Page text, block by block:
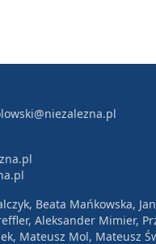
Beata Mańkowska,
Aleksander Mimier,
Mateusz Mol, Mateusz